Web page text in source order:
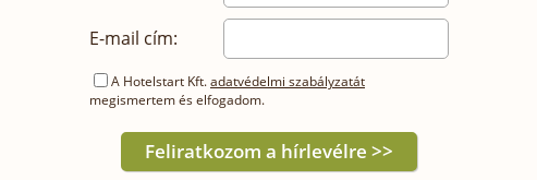
E-mail cím:
A Hotelstart Kft.adatvédelmi szabályzatát
megismertem és elfogadom.